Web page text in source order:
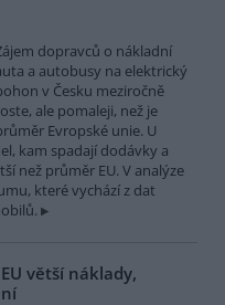
dopravců o nákladní
a autobusy na elektrický
v Česku meziročně
ale pomaleji, než je
Evropské unie. U
kam spadají dodávky a
než průměr EU. V analýze
které vychází z dat
větší náklady,